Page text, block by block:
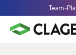
Team-